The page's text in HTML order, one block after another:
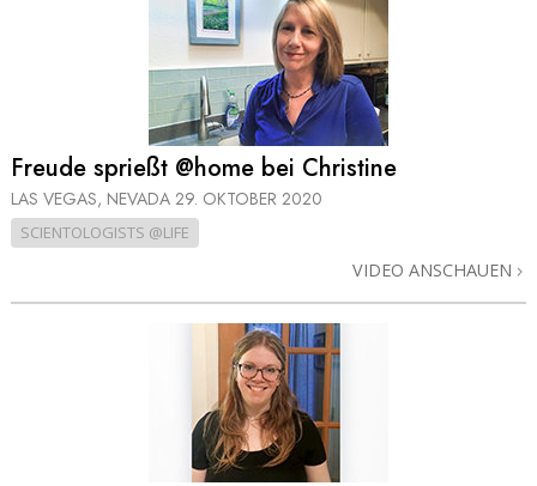
Freude sprießt @home bei Christine
LAS VEGAS, NEVADA 29. OKTOBER 2020
SCIENTOLOGISTS @LIFE
VIDEO ANSCHAUEN